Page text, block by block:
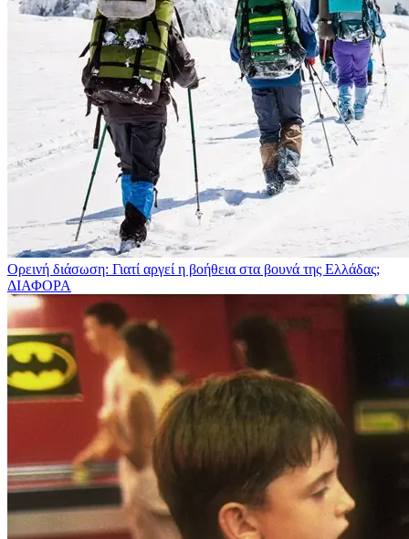
Ορεινή διάσωση: Γιατί αργεί η βοήθεια στα βουνά της Ελλάδας;
ΔΙΑΦΟΡΑ